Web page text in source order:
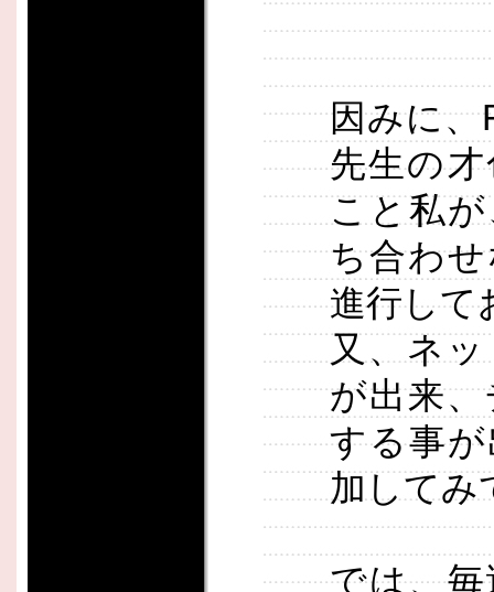
因みに、
先生の
こと私
ち合わ
進行して
又、ネ
が出来
する事
加してみ
では、